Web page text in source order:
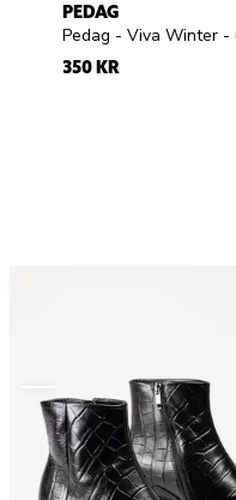
PEDAG
350 KR